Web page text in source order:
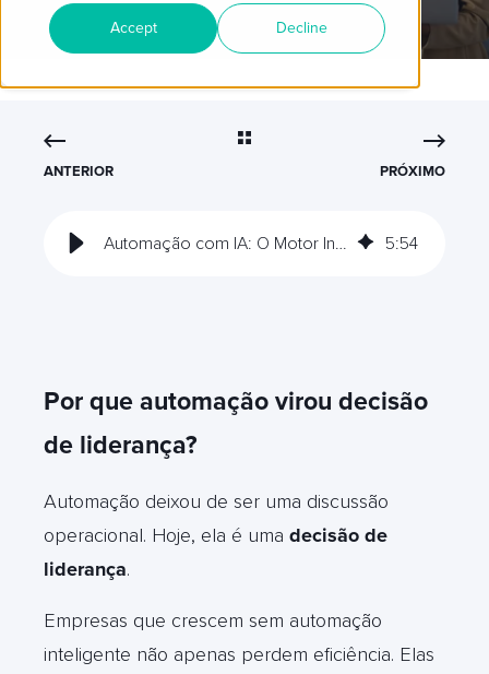
Accept Decline
ANTERIOR PRÓXIMO
Automação com IA: O Motor Invisível da Escalabilidade Sustentável 5:54
Por que automação virou decisão
de liderança?
Automação deixou de ser uma discussão
operacional. Hoje, ela é uma decisão de
liderança.
Empresas que crescem sem automação
inteligente não apenas perdem eficiência. Elas